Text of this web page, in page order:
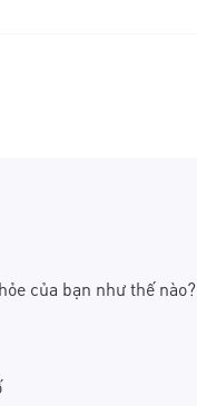
của bạn như thế nào?